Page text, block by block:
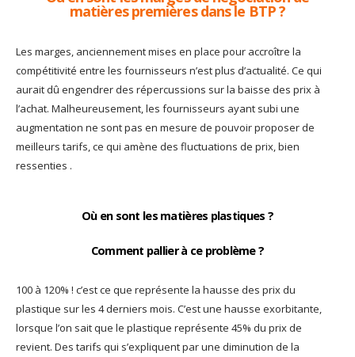
matières premières dans le BTP ?
Les marges, anciennement mises en place pour accroître la
compétitivité entre les fournisseurs n’est plus d’actualité. Ce qui
aurait dû engendrer des répercussions sur la baisse des prix à
l’achat. Malheureusement, les fournisseurs ayant subi une
augmentation ne sont pas en mesure de pouvoir proposer de
meilleurs tarifs, ce qui amène des fluctuations de prix, bien
ressenties .
Où en sont les matières plastiques ?
Comment pallier à ce problème ?
100 à 120% ! c’est ce que représente la hausse des prix du
plastique sur les 4 derniers mois. C’est une hausse exorbitante,
lorsque l’on sait que le plastique représente 45% du prix de
revient. Des tarifs qui s’expliquent par une diminution de la